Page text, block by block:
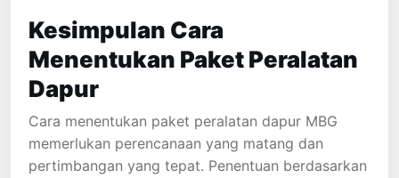
Kesimpulan Cara
Menentukan Paket Peralatan
Dapur
Cara menentukan paket peralatan dapur MBG
memerlukan perencanaan yang matang dan
pertimbangan yang tepat. Penentuan berdasarkan